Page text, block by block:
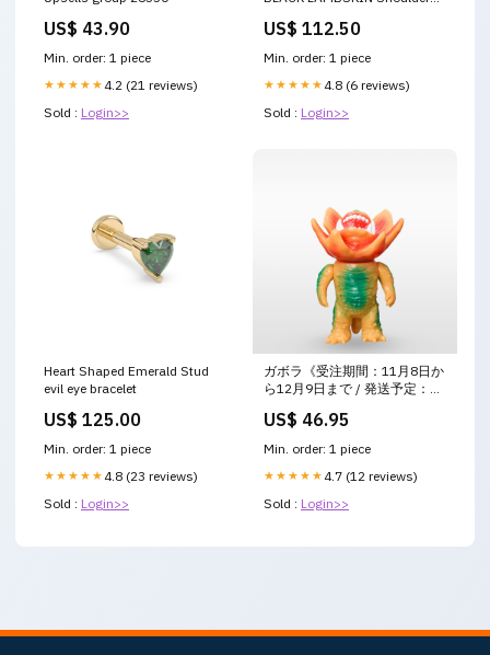
US$ 43.90
Min. order: 1 piece
★★★★★ 4.2 (21 reviews)
Sold : Login>>
US$ 112.50
Min. order: 1 piece
★★★★★ 4.8 (6 reviews)
Sold : Login>>
Heart Shaped Emerald Stud
evil eye bracelet
US$ 125.00
Min. order: 1 piece
★★★★★ 4.8 (23 reviews)
Sold : Login>>
ガボラ《受注期間：11月8日か
ら12月9日まで / 発送予定：
売
US$ 46.95
Min. order: 1 piece
★★★★★ 4.7 (12 reviews)
Sold : Login>>